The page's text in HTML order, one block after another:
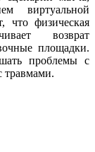
виртуальной
что физическая
возврат
площадки.
проблемы с
травмами.